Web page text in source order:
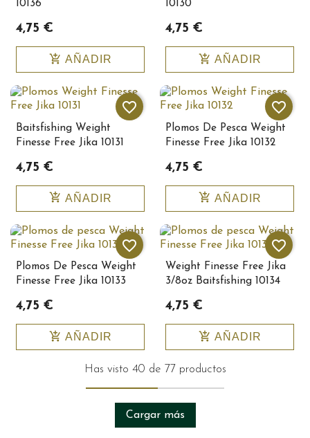
10136
4,75 €
add_shopping_cart AÑADIR
10130
4,75 €
add_shopping_cart AÑADIR
Baitsfishing Weight
Finesse Free Jika 10131
4,75 €
add_shopping_cart AÑADIR
favorite_border
Plomos De Pesca Weight
Finesse Free Jika 10132
4,75 €
add_shopping_cart AÑADIR
favorite_border
Plomos De Pesca Weight
Finesse Free Jika 10133
4,75 €
add_shopping_cart AÑADIR
favorite_border
Weight Finesse Free Jika
3/8oz Baitsfishing 10134
4,75 €
add_shopping_cart AÑADIR
favorite_border
Has visto 40 de 77 productos
Cargar más